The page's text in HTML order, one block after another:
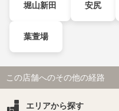
堀山新田 安尻
葉萱場
この店舗へのその他の経路
エリアから探す